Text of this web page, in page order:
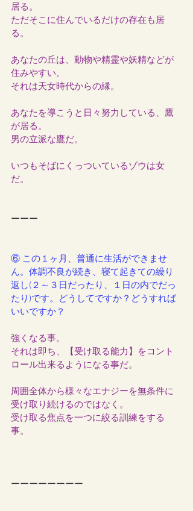
居る。
ただそこに住んでいるだけの存在も居
る。
あなたの丘は、動物や精霊や妖精などが
住みやすい。
それは天女時代からの縁。
あなたを導こうと日々努力している、鷹
が居る。
男の立派な鷹だ。
いつもそばにくっついているゾウは女
だ。
ーーー
⑥ この１ヶ月、普通に生活ができませ
ん。体調不良が続き、寝て起きての繰り
返し(２～３日だったり、１日の内でだっ
たり)です。どうしてですか？どうすれば
いいですか？
強くなる事。
それは即ち、【受け取る能力】をコント
ロール出来るようになる事だ。
周囲全体から様々なエナジーを無条件に
受け取り続けるのではなく。
受け取る焦点を一つに絞る訓練をする
事。
ーーーーーーーー